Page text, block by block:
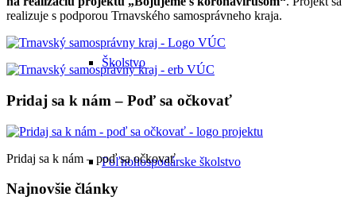
Školstvo
Poľnohospodárske školstvo
realizuje s podporou Trnavského samosprávneho kraja.
Pridaj sa k nám – Poď sa očkovať
Pridaj sa k nám – poď sa očkovať
Najnovšie články